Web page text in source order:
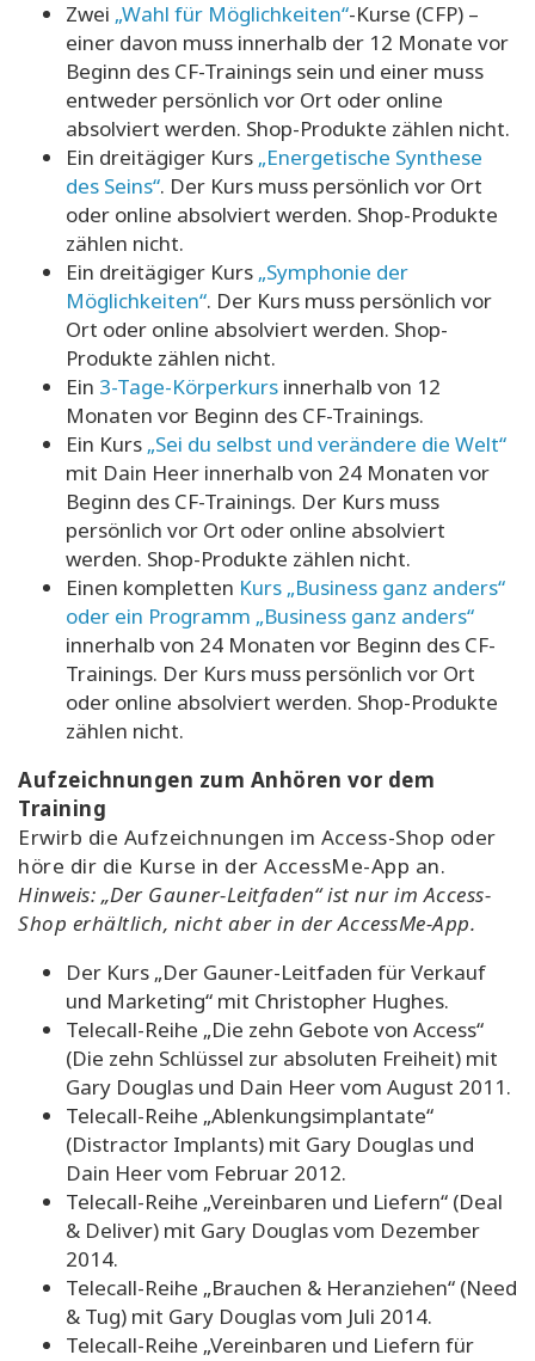
Zwei „Wahl für Möglichkeiten“-Kurse (CFP) –
einer davon muss innerhalb der 12 Monate vor
Beginn des CF-Trainings sein und einer muss
entweder persönlich vor Ort oder online
absolviert werden. Shop-Produkte zählen nicht.
Ein dreitägiger Kurs „Energetische Synthese
des Seins“. Der Kurs muss persönlich vor Ort
oder online absolviert werden. Shop-Produkte
zählen nicht.
Ein dreitägiger Kurs „Symphonie der
Möglichkeiten“. Der Kurs muss persönlich vor
Ort oder online absolviert werden. Shop-
Produkte zählen nicht.
Ein 3-Tage-Körperkurs innerhalb von 12
Monaten vor Beginn des CF-Trainings.
Ein Kurs „Sei du selbst und verändere die Welt“
mit Dain Heer innerhalb von 24 Monaten vor
Beginn des CF-Trainings. Der Kurs muss
persönlich vor Ort oder online absolviert
werden. Shop-Produkte zählen nicht.
Einen kompletten Kurs „Business ganz anders“
oder ein Programm „Business ganz anders“
innerhalb von 24 Monaten vor Beginn des CF-
Trainings. Der Kurs muss persönlich vor Ort
oder online absolviert werden. Shop-Produkte
zählen nicht.
Aufzeichnungen zum Anhören vor dem
Training
Erwirb die Aufzeichnungen im Access-Shop oder
höre dir die Kurse in der AccessMe-App an.
Hinweis: „Der Gauner-Leitfaden“ ist nur im Access-
Shop erhältlich, nicht aber in der AccessMe-App.
Der Kurs „Der Gauner-Leitfaden für Verkauf
und Marketing“ mit Christopher Hughes.
Telecall-Reihe „Die zehn Gebote von Access“
(Die zehn Schlüssel zur absoluten Freiheit) mit
Gary Douglas und Dain Heer vom August 2011.
Telecall-Reihe „Ablenkungsimplantate“
(Distractor Implants) mit Gary Douglas und
Dain Heer vom Februar 2012.
Telecall-Reihe „Vereinbaren und Liefern“ (Deal
& Deliver) mit Gary Douglas vom Dezember
2014.
Telecall-Reihe „Brauchen & Heranziehen“ (Need
& Tug) mit Gary Douglas vom Juli 2014.
Telecall-Reihe „Vereinbaren und Liefern für